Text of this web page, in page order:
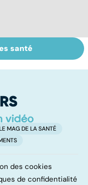
savoir sur
santé
MAG DE LA SANTÉ
des cookies
de confidentialité